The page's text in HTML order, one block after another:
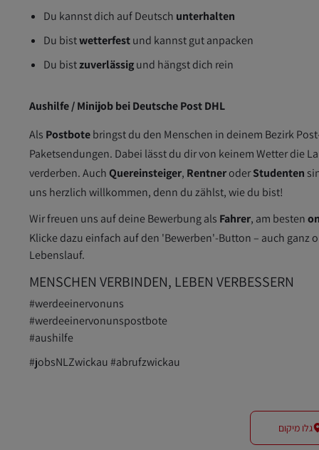
Du kannst dich auf Deutsch unterhalten
Du bistwetterfestund kannst gut anpacken
Du bistzuverlässigund hängst dich rein
Aushilfe / Minijob bei Deutsche Post DHL
Als Postbotebringst du den Menschen in deinem Bezirk
Paketsendungen. Dabei lässt du dir von keinem Wetter die
verderben. AuchQuereinsteiger, RentneroderStudenten
uns herzlich willkommen, denn du zählst, wie du bist!
Wir freuen uns auf deine Bewerbung als Fahrer, am besten
Klicke dazu einfach auf den 'Bewerben'-Button – auch ganz
Lebenslauf.
MENSCHEN VERBINDEN, LEBEN VERBESSERN
#werdeeinervonuns
#werdeeinervonunspostbote
#aushilfe
#jobsNLZwickau #abrufzwickau
גלו מיקום